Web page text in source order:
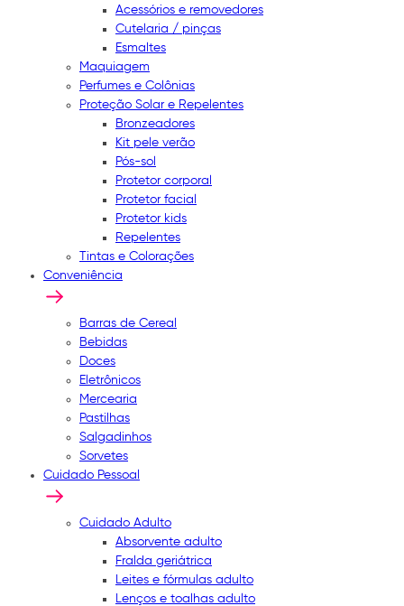
Acessórios e removedores
Cutelaria / pinças
Esmaltes
Maquiagem
Perfumes e Colônias
Proteção Solar e Repelentes
Bronzeadores
Kit pele verão
Pós-sol
Protetor corporal
Protetor facial
Protetor kids
Repelentes
Tintas e Colorações
Conveniência
Barras de Cereal
Bebidas
Doces
Eletrônicos
Mercearia
Pastilhas
Salgadinhos
Sorvetes
Cuidado Pessoal
Cuidado Adulto
Absorvente adulto
Fralda geriátrica
Leites e fórmulas adulto
Lenços e toalhas adulto